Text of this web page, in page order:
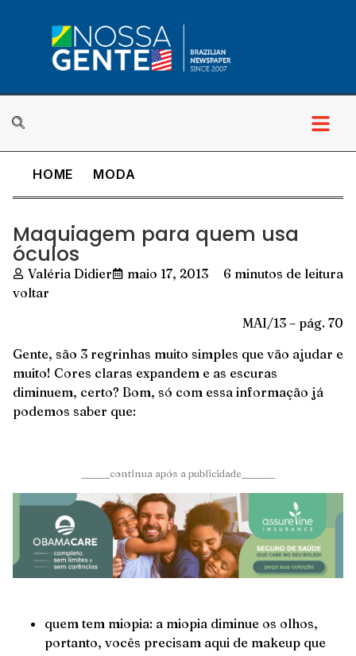
HOME MODA
Maquiagem para quem usa
óculos
Valéria Didier maio 17, 2013
6 minutos de leitura
voltar
MAI/13 – pág. 70
Gente, são 3 regrinhas muito simples que vão ajudar e
muito! Cores claras expandem e as escuras
diminuem, certo? Bom, só com essa informação já
podemos saber que:
______continua após a publicidade_______
quem tem miopia: a miopia diminue os olhos,
portanto, vocês precisam aqui de makeup que